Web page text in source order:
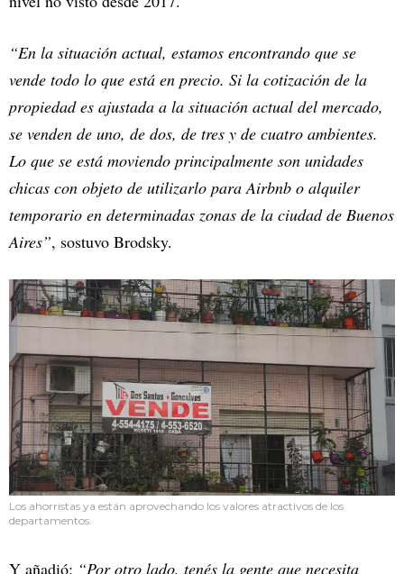
“En la situación actual, estamos encontrando que se
vende todo lo que está en precio. Si la cotización de la
propiedad es ajustada a la situación actual del mercado,
se venden de uno, de dos, de tres y de cuatro ambientes.
Lo que se está moviendo principalmente son unidades
chicas con objeto de utilizarlo para Airbnb o alquiler
temporario en determinadas zonas de la ciudad de Buenos
Aires”, sostuvo Brodsky.
Los ahorristas ya están aprovechando los valores atractivos de los
departamentos.
Y añadió: “Por otro lado, tenés la gente que necesita